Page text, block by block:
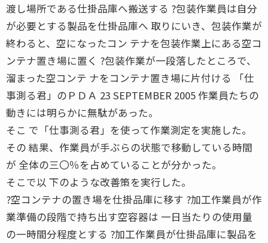
渡し場所である仕掛品庫へ搬送する ?包装作業員は自分
が必要とする製品を仕掛品庫へ 取りにいき、包装作業が
終わると、空になったコン テナを包装作業上にある空コ
ンテナ置き場に置く ?包装作業が一段落したところで、
溜まった空コンテ ナをコンテナ置き場に片付ける 「仕
事測る君」のＰＤＡ 23 SEPTEMBER 2005 作業員たちの
動きには明らかに無駄があった。
そこ で「仕事測る君」を使って作業測定を実施した。
その 結果、作業員が手ぶらの状態で移動している時間
が 全体の三〇％を占めていることが分かった。
そこで以 下のような改善策を実行した。
?空コンテナの置き場を仕掛品庫に移す ?加工作業員が作
業準備の段階で持ち出す空容器は 一日当たりの使用量
の一時間分程度とする ?加工作業員が仕掛品庫に製品を